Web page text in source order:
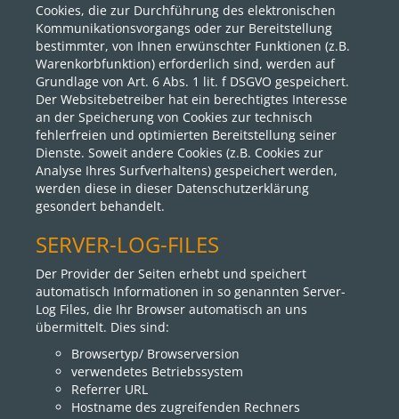
Cookies, die zur Durchführung des elektronischen
Kommunikationsvorgangs oder zur Bereitstellung
bestimmter, von Ihnen erwünschter Funktionen (z.B.
Warenkorbfunktion) erforderlich sind, werden auf
Grundlage von Art. 6 Abs. 1 lit. f DSGVO gespeichert.
Der Websitebetreiber hat ein berechtigtes Interesse
an der Speicherung von Cookies zur technisch
fehlerfreien und optimierten Bereitstellung seiner
Dienste. Soweit andere Cookies (z.B. Cookies zur
Analyse Ihres Surfverhaltens) gespeichert werden,
werden diese in dieser Datenschutzerklärung
gesondert behandelt.
SERVER-LOG-FILES
Der Provider der Seiten erhebt und speichert
automatisch Informationen in so genannten Server-
Log Files, die Ihr Browser automatisch an uns
übermittelt. Dies sind:
Browsertyp/ Browserversion
verwendetes Betriebssystem
Referrer URL
Hostname des zugreifenden Rechners